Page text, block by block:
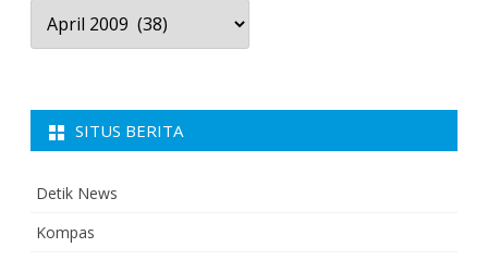
Arsip
Berita
SITUS BERITA
Detik News
Kompas